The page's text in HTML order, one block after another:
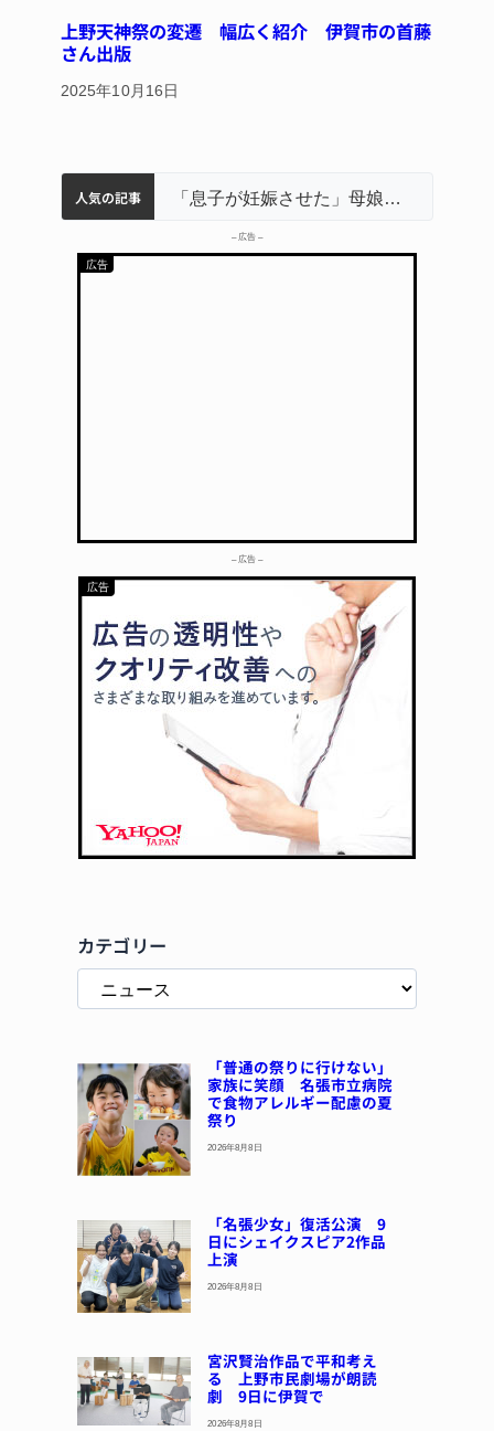
上野天神祭の変遷 幅広く紹介 伊賀市の首藤
さん出版
2025年10月16日
人気の記事
名張市水道料金47％値上げへ 答申案、審議会で大筋まとまる
中学校の陶壁モニュメント 地元建設会社がボランティアで清掃 伊賀
名張市立病院のDMAT、熊本地震の被災地へ 能登以来3回目の派遣
– 広告 –
– 広告 –
カテゴリー
「普通の祭りに行けない」
家族に笑顔 名張市立病院
で食物アレルギー配慮の夏
祭り
2026年8月8日
「名張少女」復活公演 9
日にシェイクスピア2作品
上演
2026年8月8日
宮沢賢治作品で平和考え
る 上野市民劇場が朗読
劇 9日に伊賀で
2026年8月8日